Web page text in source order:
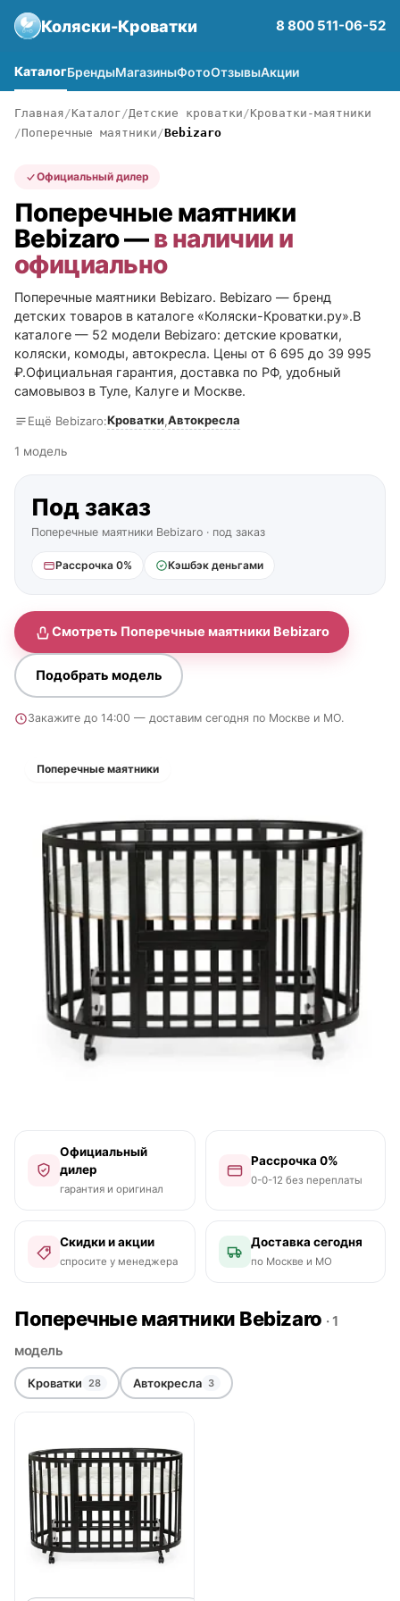
Коляски-Кроватки 8 800 511-06-52
КаталогБрендыМагазиныФотоОтзывыАкции
Главная Каталог Детские кроватки
Кроватки-маятники
Поперечные маятники Bebizaro
Официальный дилер
Поперечные маятники
Bebizaro —в наличии и
официально
Поперечные маятники Bebizaro. Bebizaro — бренд
детских товаров в каталоге «Коляски-Кроватки.ру».В
каталоге — 52 модели Bebizaro: детские кроватки,
коляски, комоды, автокресла. Цены от 6 695 до 39 995
₽.Официальная гарантия, доставка по РФ, удобный
самовывоз в Туле, Калуге и Москве.
Ещё Bebizaro:Кроватки,Автокресла
1 модель
Под заказ
Поперечные маятники Bebizaro · под заказ
Рассрочка 0% Кэшбэк деньгами
Смотреть Поперечные маятники Bebizaro
Подобрать модель
Закажите до 14:00 — доставим сегодня по Москве и МО.
Поперечные маятники
Официальный
дилер
гарантия и оригинал
Рассрочка 0%
0-0-12 без переплаты
Скидки и акции
спросите у менеджера
Доставка сегодня
по Москве и МО
Поперечные маятники Bebizaro · 1
модель
Кроватки 28 Автокресла 3